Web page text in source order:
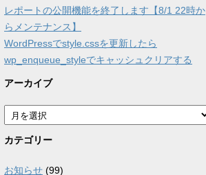
レポートの公開機能を終了します【8/1 22時か
らメンテナンス】
WordPressでstyle.cssを更新したら
wp_enqueue_styleでキャッシュクリアする
アーカイブ
ア
ー
カ
ブ
カテゴリー
お知らせ (99)